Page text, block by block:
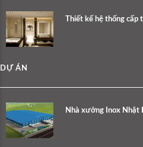
Thiết kế hệ thống cấp
DỰ ÁN
Nhà xưởng Inox Nhật